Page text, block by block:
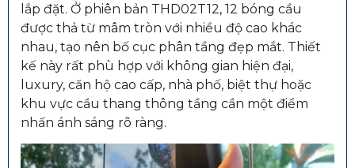
lắp đặt. Ở phiên bản THD02T12, 12 bóng cầu
được thả từ mâm tròn với nhiều độ cao khác
nhau, tạo nên bố cục phân tầng đẹp mắt. Thiết
kế này rất phù hợp với không gian hiện đại,
luxury, căn hộ cao cấp, nhà phố, biệt thự hoặc
khu vực cầu thang thông tầng cần một điểm
nhấn ánh sáng rõ ràng.